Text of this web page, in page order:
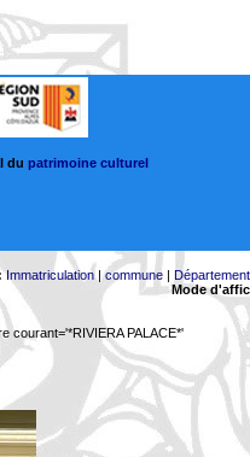
du patrimoine culturel
Immatriculation|commune| Département
Mode
courant='*RIVIERA PALACE*'